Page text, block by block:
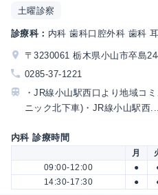
土曜診察
診療科： 内科 歯科口腔外科 歯科
〒3230061 栃木県小山市卒島
0285-37-1221
・JR線小山駅西口より地域コ
ニック北下車)・JR線小山駅西...
内科 診療時間
月
09:00-12:00
●
14:30-17:30
●